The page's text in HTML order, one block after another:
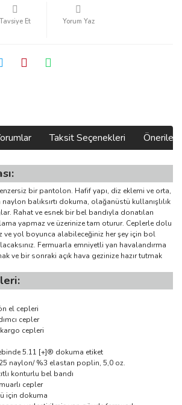
Tavsiye Et Yorum Yaz
Taksit Seçenekleri
bir pantolon. Hafif yapı, diz eklemi ve orta,
balıksırtı dokuma, olağanüstü kullanışlılık
Rahat ve esnek bir bel bandıyla donatılan
yapmaz ve üzerinize tam oturur. Ceplerle dolu
ve yol boyunca alabileceğiniz her şey için bol
Fermuarla emniyetli yan havalandırma
ve bir sonraki açık hava gezinize hazır tutmak
el cepleri
cepler
cepleri
5.11 [+]® dokuma etiket
naylon/ %3 elastan poplin, 5,0 oz.
konturlu bel bandı
cepler
için dokuma